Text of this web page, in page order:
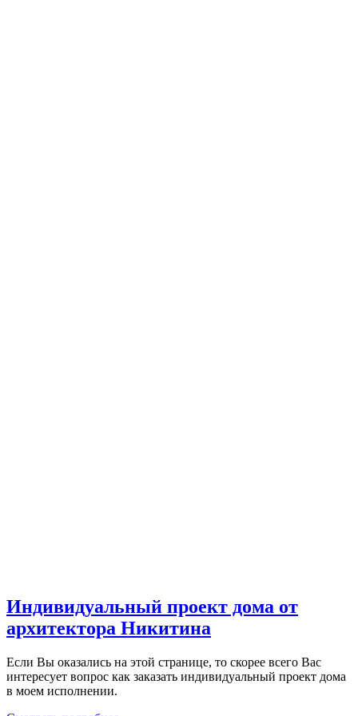
Индивидуальный проект дома от
архитектора Никитина
Если Вы оказались на этой странице, то скорее всего Вас
интересует вопрос как заказать индивидуальный проект дома
в моем исполнении.